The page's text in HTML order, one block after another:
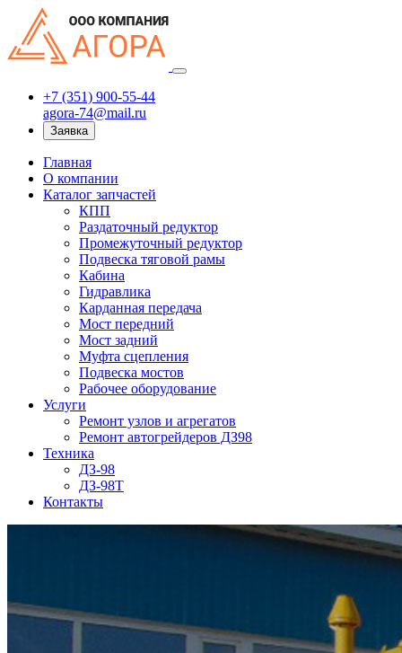
+7 (351) 900-55-44
agora-74@mail.ru
Заявка
Главная
О компании
Каталог запчастей
КПП
Раздаточный редуктор
Промежуточный редуктор
Подвеска тяговой рамы
Кабина
Гидравлика
Карданная передача
Мост передний
Мост задний
Муфта сцепления
Подвеска мостов
Рабочее оборудование
Услуги
Ремонт узлов и агрегатов
Ремонт автогрейдеров ДЗ98
Техника
ДЗ-98
ДЗ-98Т
Контакты